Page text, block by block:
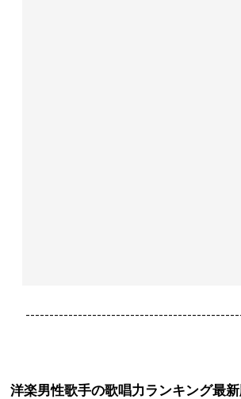
洋楽男性歌手の歌唱力ランキング最